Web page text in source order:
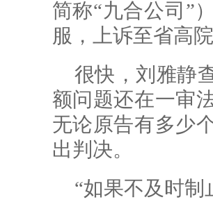
简称“九合公司”
服，上诉至省高
很快，刘雅静
额问题还在一审
无论原告有多少
出判决。
“如果不及时